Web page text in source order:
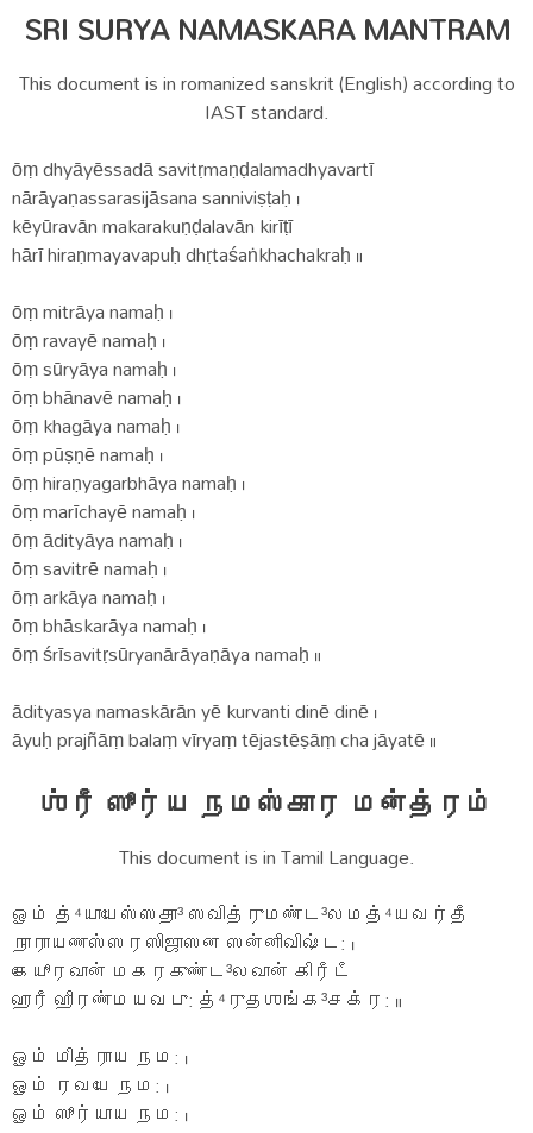
SRI SURYA NAMASKARA MANTRAM
This document is in romanized sanskrit (English) according to
IAST standard.
ōṃ dhyāyēssadā savitṛmaṇḍalamadhyavartī
nārāyaṇassarasijāsana sanniviṣṭaḥ ।
kēyūravān makarakuṇḍalavān kirīṭī
hārī hiraṇmayavapuḥ dhṛtaśaṅkhachakraḥ ॥
ōṃ mitrāya namaḥ ।
ōṃ ravayē namaḥ ।
ōṃ sūryāya namaḥ ।
ōṃ bhānavē namaḥ ।
ōṃ khagāya namaḥ ।
ōṃ pūṣṇē namaḥ ।
ōṃ hiraṇyagarbhāya namaḥ ।
ōṃ marīchayē namaḥ ।
ōṃ ādityāya namaḥ ।
ōṃ savitrē namaḥ ।
ōṃ arkāya namaḥ ।
ōṃ bhāskarāya namaḥ ।
ōṃ śrīsavitṛsūryanārāyaṇāya namaḥ ॥
ādityasya namaskārān yē kurvanti dinē dinē ।
āyuḥ prajñāṃ balaṃ vīryaṃ tējastēṣāṃ cha jāyatē ॥
ஶ்ரீ ஸூர்ய நமஸ்கார மன்த்ரம்
This document is in Tamil Language.
ஓம் த்⁴யாயேஸ்ஸதா³ ஸவித்ருமண்ட³லமத்⁴யவர்தீ
நாராயணஸ்ஸரஸிஜாஸன ஸன்னிவிஷ்ட: ।
கேயூரவான் மகரகுண்ட³லவான் கிரீடீ
ஹாரீ ஹிரண்மயவபு: த்⁴ருதஶங்க³சக்ர: ॥
ஓம் மித்ராய நம: ।
ஓம் ரவயே நம: ।
ஓம் ஸூர்யாய நம: ।